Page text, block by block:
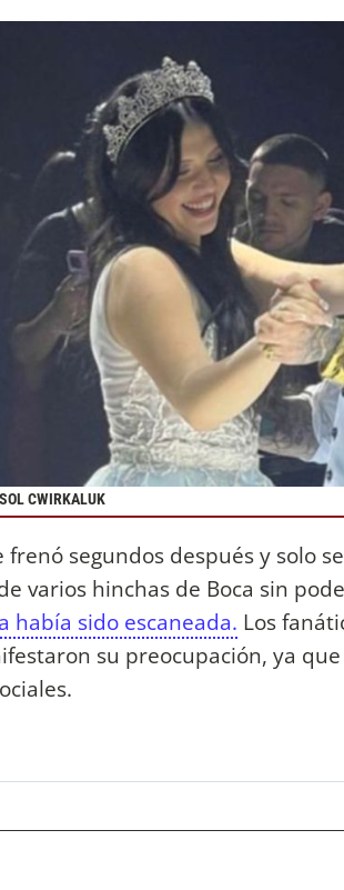
CWIRKALUK
frenó segundos después y solo
varios hinchas de Boca sin
había sido escaneada. Los
su preocupación, ya